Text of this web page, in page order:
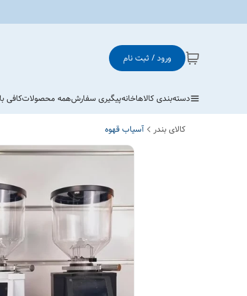
ورود / ثبت نام
دسته‌بندی کالاهاخانهپیگیری سفارشهمه محصولاتکافی
کالای بندر آسیاب قهوه